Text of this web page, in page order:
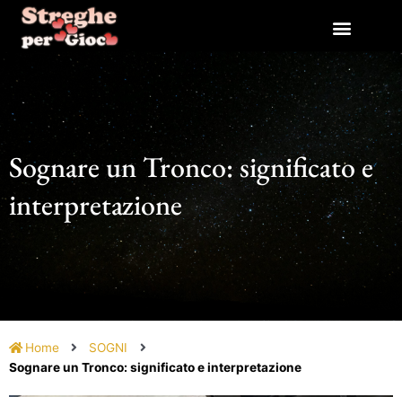
contenuto
Sognare un Tronco: significato e
interpretazione
Home
SOGNI
Sognare un Tronco: significato e interpretazione